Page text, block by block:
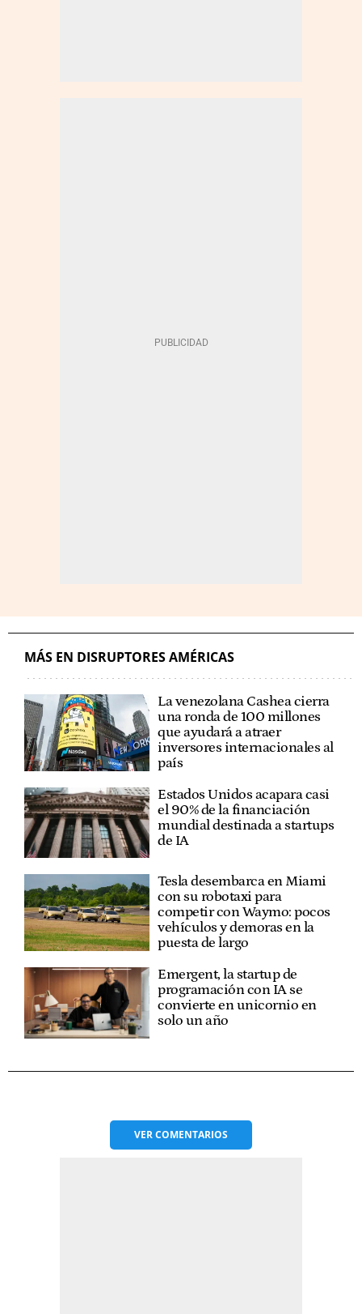
MÁS EN DISRUPTORES AMÉRICAS
La venezolana Cashea cierra
una ronda de 100 millones
que ayudará a atraer
inversores internacionales al
país
Estados Unidos acapara casi
el 90% de la financiación
mundial destinada a startups
de IA
Tesla desembarca en Miami
con su robotaxi para
competir con Waymo: pocos
vehículos y demoras en la
puesta de largo
Emergent, la startup de
programación con IA se
convierte en unicornio en
solo un año
VERCOMENTARIOS